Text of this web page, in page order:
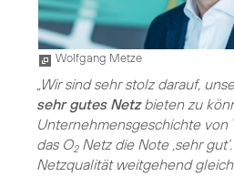
Wolfgang Metze
„Wir sind sehr stolz darauf,
sehr gutes Netzbieten zu
Unternehmensgeschichte von
das O2Netz die Note ‚sehr
Netzqualität weitgehend